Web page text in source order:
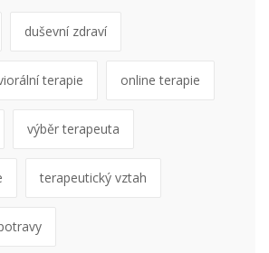
duševní zdraví
terapie online terapie
výběr terapeuta
terapeutický vztah